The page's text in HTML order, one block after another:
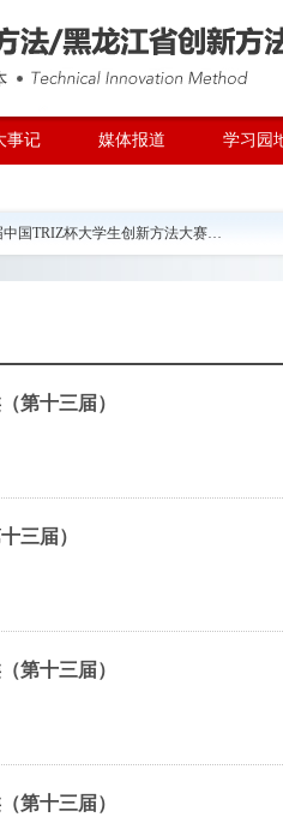
事记 媒体报道 学习园
关于第十四届中国TRIZ杯大学生创新方法大赛入围决赛名单及参加答辩名单的公示
关于公布第十三届中国TRIZ杯大学生创新方法大赛获奖名单的通知
第十三届）
三届）
第十三届）
第十三届）